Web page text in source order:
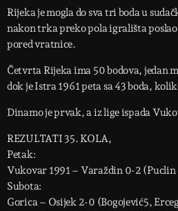
Rijeka je mogla do sva tri boda u
nakon trka preko pola igrališta
pored vratnice.
Četvrta Rijeka ima 50 bodova, jedan
dok je Istra 1961 peta sa 43 boda,
Dinamo je prvak, a iz lige ispada
REZULTATI 35. KOLA,
Petak:
Vukovar 1991 – Varaždin 0-2
Subota:
Gorica – Osijek 2-0 (Bogojević5,